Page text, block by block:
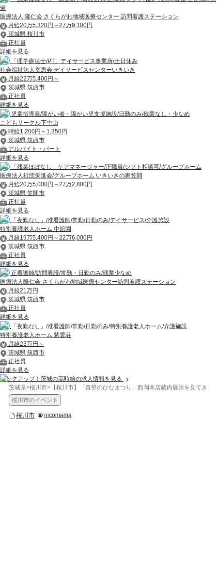
備
医療法人 隆仁会 さくらがわ地域医療センター 訪問看護ステーション
月給20万5,320円～27万9,100円
茨城県 桜川市
正社員
詳細を見る
「理学療法士/PT」デイサービス事業所/土日休み
社会福祉法人幸恵会 デイサービスセンターいきいき
月給22万5,400円～
茨城県 筑西市
正社員
詳細を見る
児童指導員/障がい者・障がい児支援施設/日勤のみ/残業なし・少なめ
こどもサークル下中山
時給1,200円～1,350円
茨城県 筑西市
アルバイト・パート
詳細を見る
「残業ほぼなし」ケアマネージャー/正職員/シフト相談可/グループホーム
医療法人社団栄進会/グループホーム いきいきの家笠間
月給20万5,000円～27万2,800円
茨城県 笠間市
正社員
詳細を見る
「夜勤なし」/准看護師/常勤/日勤のみ/デイサービス/介護施設
特別養護老人ホーム 中舘園
月給19万5,400円～22万6,000円
茨城県 筑西市
正社員
詳細を見る
正看護師/訪問看護/常勤・日勤のみ/残業少なめ
医療法人隆仁会 さくらがわ地域医療センター訪問看護ステーション
月給21万円
茨城県 筑西市
正社員
詳細を見る
「夜勤なし」/准看護師/常勤/日勤のみ/特別養護老人ホーム/介護施設
特別養護老人ホーム 紫雲荘
月給23万円～
茨城県 筑西市
正社員
詳細を見る
ピックアップ！茨城の高時給の求人情報を見る
茨城県>桜川市>【桜川市】「真壁のひなまつり」西岡本店蔵内展示を見てきま
桜川市のイベント
桜川市 nicomama